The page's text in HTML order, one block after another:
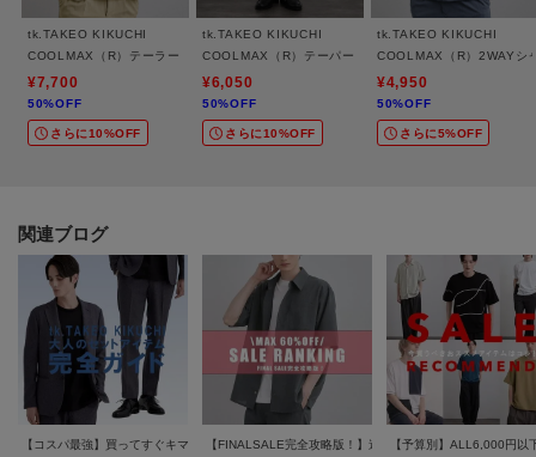
新商品や再入荷など、いち早くブランドの情報を受け取ることができます。
※照明の関係により、実際よりも色味が違って見える場合があります。ま
た、パソコン・スマートフォンなどの環境により、若干製品と画像のカラー
tk.TAKEO KIKUCHI
COOLMAX（R）テーラードジャケット
¥7,700
50%OFF
さらに10%OFF
tk.TAKEO KIKUCHI
COOLMAX（R）テーパードスラックス
¥6,050
50%OFF
さらに10%OFF
tk.TAKEO KIKUCHI
COOLMAX（R）2WAYシ
¥4,950
50%OFF
さらに5%OFF
関連ブログ
【コスパ最強】買ってすぐキマる！tk.TAKEO KIKUCHIの大人のセットアイテム完全ガイド
【FINALSALE完全攻略版！】迷ったらコレ！最終値下げで
【予算別】ALL6,000円